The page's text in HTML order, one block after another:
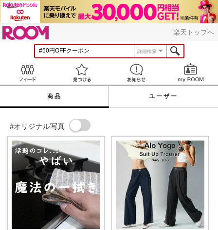
楽天トップへ
詳細検索
見つける お知らせ
商品 ユーザー
#オリジナル写真